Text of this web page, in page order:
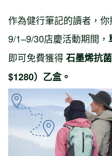
作為健行筆記的讀者，
9/1–9/30店慶活動期間，
即可免費獲得石墨烯抗
$1280）乙盒。